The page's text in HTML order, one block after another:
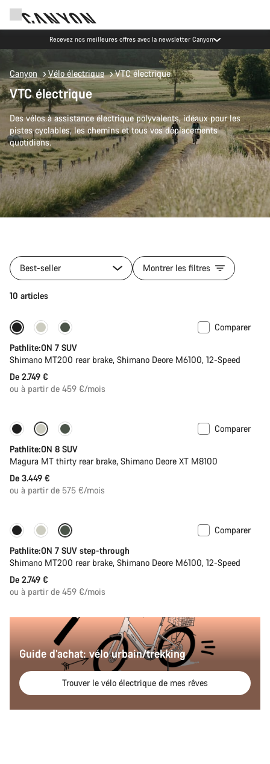
Recevez nos meilleures offres avec la newsletter Canyon
Canyon Vélo électrique VTC électrique
VTC électrique
Des vélos à assistance électrique polyvalents, idéaux pour les
pistes cyclables, les chemins et tous vos déplacements
quotidiens.
Best-seller Montrer les filtres
10 articles
Comparer
Pathlite:ON 7 SUV
Shimano MT200 rear brake, Shimano Deore M6100, 12-Speed
De 2.749 €
ou à partir de 459 €/mois
Nouvelles disponibilités
Comparer
Pathlite:ON 8 SUV
Magura MT thirty rear brake, Shimano Deore XT M8100
De 3.449 €
ou à partir de 575 €/mois
Comparer
Pathlite:ON 7 SUV step-through
Shimano MT200 rear brake, Shimano Deore M6100, 12-Speed
De 2.749 €
ou à partir de 459 €/mois
Guide d’achat: vélo urbain/trekking
Trouver le vélo électrique de mes rêves